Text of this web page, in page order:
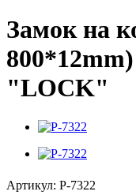
Замок на
"LOCK"
Артикул: P-7322